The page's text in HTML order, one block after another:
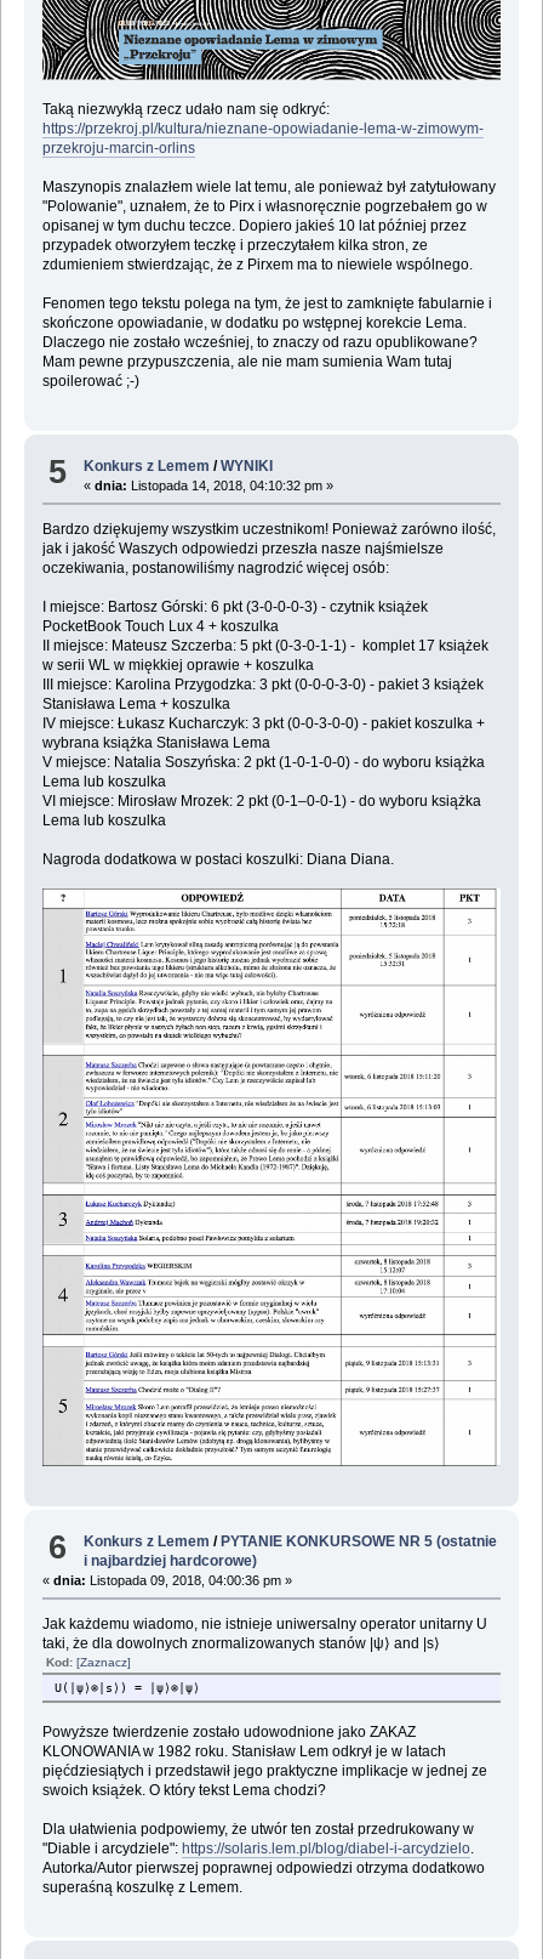
Taką niezwykłą rzecz udało nam się odkryć:
https://przekroj.pl/kultura/nieznane-opowiadanie-lema-w-zimowym-
przekroju-marcin-orlins
Maszynopis znalazłem wiele lat temu, ale ponieważ był zatytułowany
"Polowanie", uznałem, że to Pirx i własnoręcznie pogrzebałem go w
opisanej w tym duchu teczce. Dopiero jakieś 10 lat później przez
przypadek otworzyłem teczkę i przeczytałem kilka stron, ze
zdumieniem stwierdzając, że z Pirxem ma to niewiele wspólnego.
Fenomen tego tekstu polega na tym, że jest to zamknięte fabularnie i
skończone opowiadanie, w dodatku po wstępnej korekcie Lema.
Dlaczego nie zostało wcześniej, to znaczy od razu opublikowane?
Mam pewne przypuszczenia, ale nie mam sumienia Wam tutaj
spoilerować ;-)
5 Konkurs z Lemem /WYNIKI
«dnia: Listopada 14, 2018, 04:10:32 pm »
Bardzo dziękujemy wszystkim uczestnikom! Ponieważ zarówno ilość,
jak i jakość Waszych odpowiedzi przeszła nasze najśmielsze
oczekiwania, postanowiliśmy nagrodzić więcej osób:
I miejsce: Bartosz Górski: 6 pkt (3-0-0-0-3) - czytnik książek
PocketBook Touch Lux 4 + koszulka
II miejsce: Mateusz Szczerba: 5 pkt (0-3-0-1-1) - komplet 17 książek
w serii WL w miękkiej oprawie + koszulka
III miejsce: Karolina Przygodzka: 3 pkt (0-0-0-3-0) - pakiet 3 książek
Stanisława Lema + koszulka
IV miejsce: Łukasz Kucharczyk: 3 pkt (0-0-3-0-0) - pakiet koszulka +
wybrana książka Stanisława Lema
V miejsce: Natalia Soszyńska: 2 pkt (1-0-1-0-0) - do wyboru książka
Lema lub koszulka
VI miejsce: Mirosław Mrozek: 2 pkt (0-1–0-0-1) - do wyboru książka
Lema lub koszulka
Nagroda dodatkowa w postaci koszulki: Diana Diana.
6 Konkurs z Lemem /PYTANIE KONKURSOWE NR 5 (ostatnie
i najbardziej hardcorowe)
« dnia: Listopada 09, 2018, 04:00:36 pm »
Jak każdemu wiadomo, nie istnieje uniwersalny operator unitarny U
taki, że dla dowolnych znormalizowanych stanów |ψ⟩ and |s⟩
Kod: [Zaznacz]
U(|ψ⟩⊗|s⟩) = |ψ⟩⊗|ψ⟩
Powyższe twierdzenie zostało udowodnione jako ZAKAZ
KLONOWANIA w 1982 roku. Stanisław Lem odkrył je w latach
pięćdziesiątych i przedstawił jego praktyczne implikacje w jednej ze
swoich książek. O który tekst Lema chodzi?
Dla ułatwienia podpowiemy, że utwór ten został przedrukowany w
"Diable i arcydziele": https://solaris.lem.pl/blog/diabel-i-arcydzielo.
Autorka/Autor pierwszej poprawnej odpowiedzi otrzyma dodatkowo
superaśną koszulkę z Lemem.